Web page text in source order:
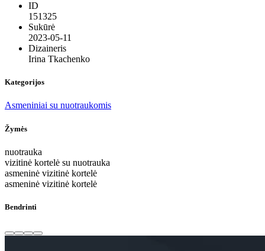
ID
151325
Sukūrė
2023-05-11
Dizaineris
Irina Tkachenko
Kategorijos
Asmeniniai su nuotraukomis
Žymės
nuotrauka
vizitinė kortelė su nuotrauka
asmeninė vizitinė kortelė
asmeninė vizitinė kortelė
Bendrinti